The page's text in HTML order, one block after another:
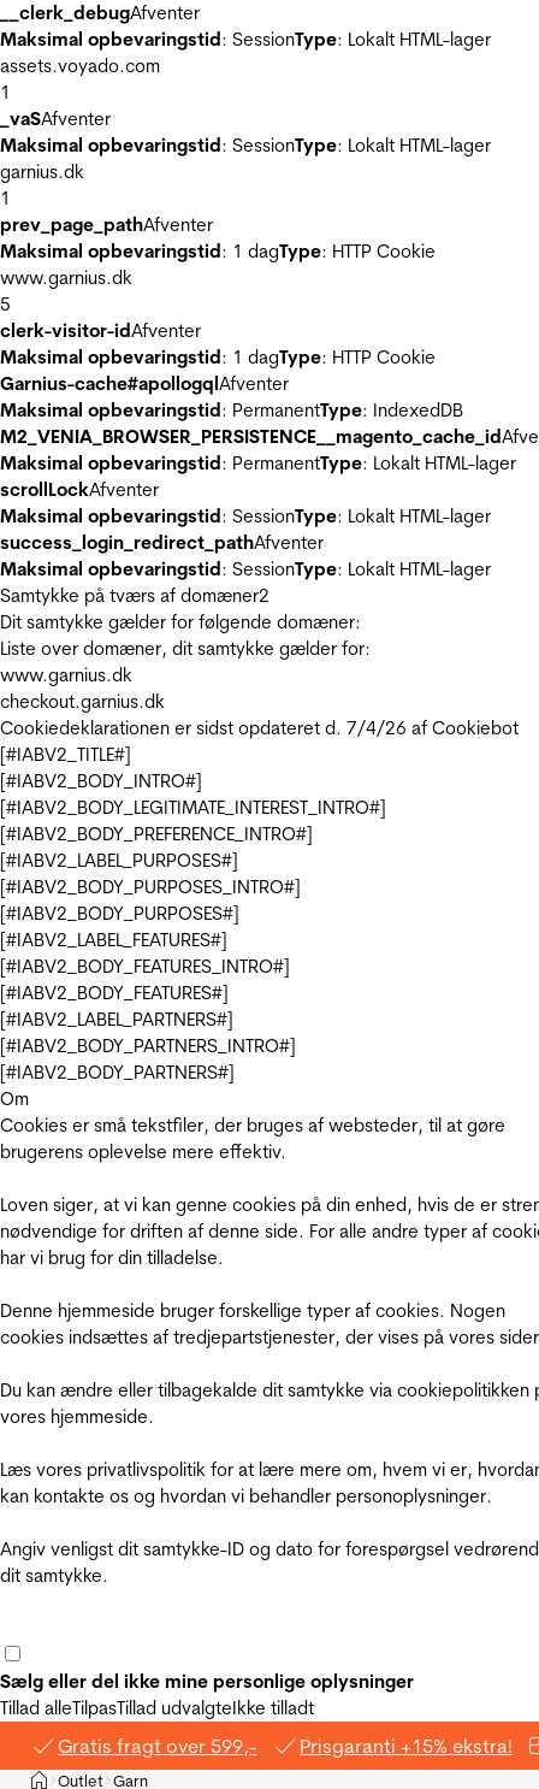
__clerk_debugAfventer
Maksimal opbevaringstid: SessionType: Lokalt HTML-lager
assets.voyado.com
1
_vaSAfventer
Maksimal opbevaringstid: SessionType: Lokalt HTML-lager
garnius.dk
1
prev_page_pathAfventer
Maksimal opbevaringstid: 1 dagType: HTTP Cookie
www.garnius.dk
5
clerk-visitor-idAfventer
Maksimal opbevaringstid: 1 dagType: HTTP Cookie
Garnius-cache#apollogqlAfventer
Maksimal opbevaringstid: PermanentType: IndexedDB
M2_VENIA_BROWSER_PERSISTENCE__magento_cache_id
Maksimal opbevaringstid: PermanentType: Lokalt HTML-lager
scrollLockAfventer
Maksimal opbevaringstid: SessionType: Lokalt HTML-lager
success_login_redirect_pathAfventer
Maksimal opbevaringstid: SessionType: Lokalt HTML-lager
Samtykke på tværs af domæner2
Dit samtykke gælder for følgende domæner:
Liste over domæner, dit samtykke gælder for:
www.garnius.dk
checkout.garnius.dk
Cookiedeklarationen er sidst opdateret d. 7/4/26 af Cookiebot
[#IABV2_TITLE#]
[#IABV2_BODY_INTRO#]
[#IABV2_BODY_LEGITIMATE_INTEREST_INTRO#]
[#IABV2_BODY_PREFERENCE_INTRO#]
[#IABV2_LABEL_PURPOSES#]
[#IABV2_BODY_PURPOSES_INTRO#]
[#IABV2_BODY_PURPOSES#]
[#IABV2_LABEL_FEATURES#]
[#IABV2_BODY_FEATURES_INTRO#]
[#IABV2_BODY_FEATURES#]
[#IABV2_LABEL_PARTNERS#]
[#IABV2_BODY_PARTNERS_INTRO#]
[#IABV2_BODY_PARTNERS#]
Om
Cookies er små tekstfiler, der bruges af websteder, til at gøre
brugerens oplevelse mere effektiv.
Loven siger, at vi kan genne cookies på din enhed, hvis de er
nødvendige for driften af denne side. For alle andre typer af
har vi brug for din tilladelse.
Denne hjemmeside bruger forskellige typer af cookies. Nogen
cookies indsættes af tredjepartstjenester, der vises på vores
Du kan ændre eller tilbagekalde dit samtykke via cookiepolitikken
vores hjemmeside.
Læs vores privatlivspolitik for at lære mere om, hvem vi er,
kan kontakte os og hvordan vi behandler personoplysninger.
Angiv venligst dit samtykke-ID og dato for forespørgsel
dit samtykke.
Sælg eller del ikke mine personlige oplysninger
Tillad alleTilpasTillad udvalgteIkke tilladt
Gratis fragt over 599,- Prisgaranti +15% ekstra!
Hjem
>Outlet >Garn